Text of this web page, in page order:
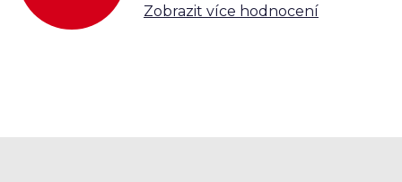
Zobrazit více hodnocení